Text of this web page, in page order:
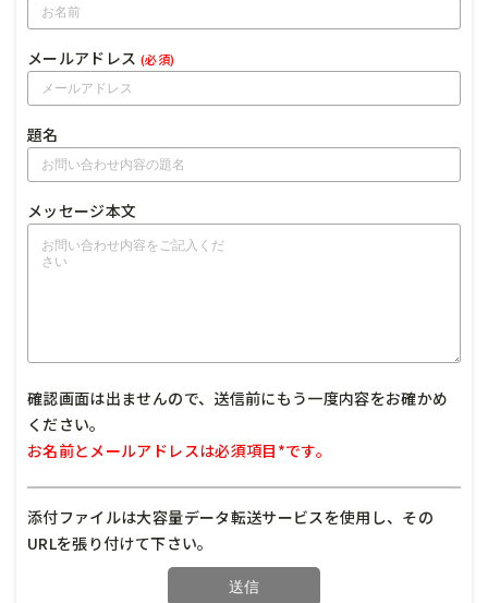
メールアドレス (必須)
題名
メッセージ本文
確認画面は出ませんので、送信前にもう一度内容をお確かめ
ください。
お名前とメールアドレスは必須項目*です。
添付ファイルは大容量データ転送サービスを使用し、その
URLを張り付けて下さい。